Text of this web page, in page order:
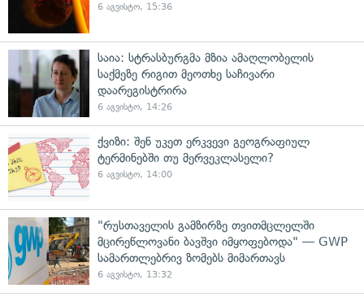
6 აგვისტო, 15:36
საია: სტრასბურგმა მზია ამაღლობელის
საქმეზე რიგით მეოთხე საჩივარი
დაარეგისტრირა
6 აგვისტო, 14:26
ქვიზი: შენ უკეთ ერკვევი გეოგრაფიულ
ტერმინებში თუ მერვეკლასელი?
6 აგვისტო, 14:00
"რუსთაველის გამზირზე თვითმცლელში
მცირეწლოვანი ბავშვი იმყოფებოდა" — GWP
სამართლებრივ ზომებს მიმართავს
6 აგვისტო, 13:32